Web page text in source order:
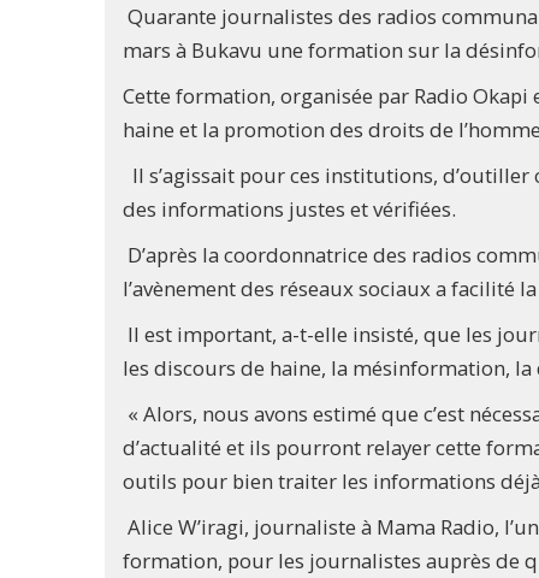
Quarante journalistes des radios
mars à Bukavu une formation sur la
Cette formation, organisée par Radio Okapi
haine et la promotion des droits de
Il s’agissait pour ces institutions,
des informations justes et vérifiées.
D’après la coordonnatrice des radios
l’avènement des réseaux sociaux a facilité
Il est important, a-t-elle insisté, que les
les discours de haine, la mésinformation,
« Alors, nous avons estimé que c’est
d’actualité et ils pourront relayer cette
outils pour bien traiter les informations
Alice W’iragi, journaliste à Mama Radio,
formation, pour les journalistes auprès de